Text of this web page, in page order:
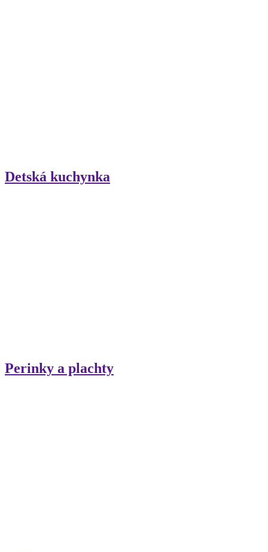
Detská kuchynka
Perinky a plachty